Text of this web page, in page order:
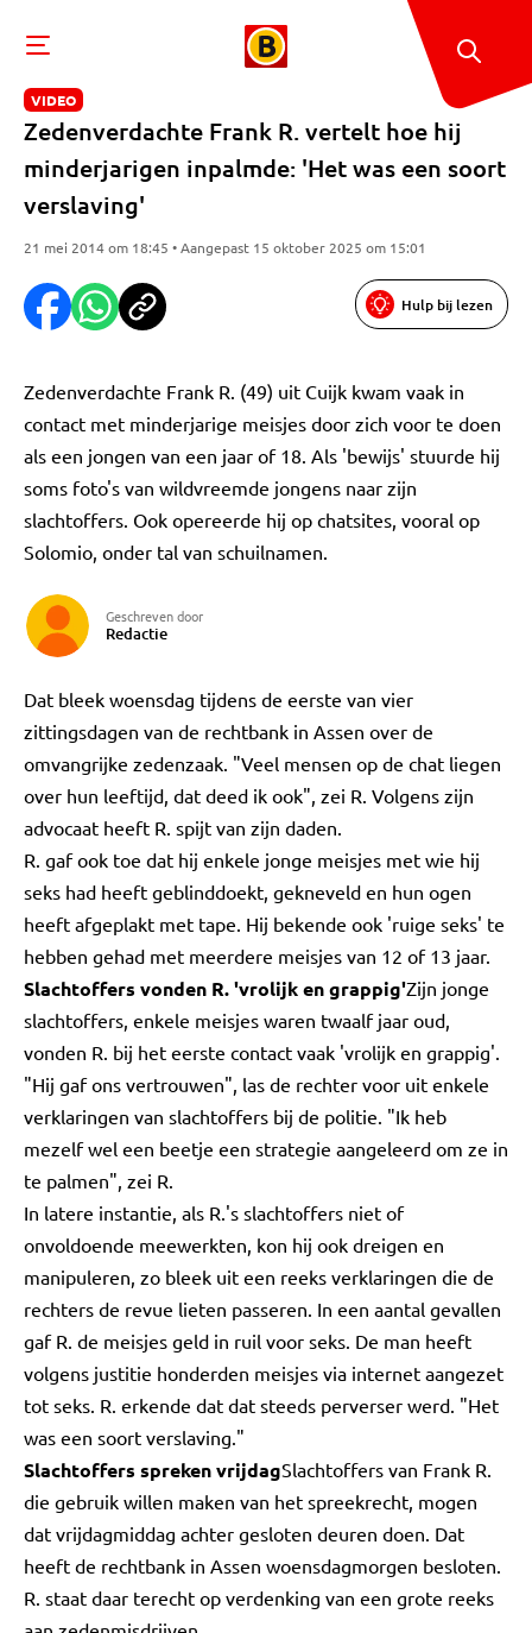
VIDEO
Zedenverdachte Frank R. vertelt hoe hij
minderjarigen inpalmde: 'Het was een soort
verslaving'
21 mei 2014 om 18:45 • Aangepast 15 oktober 2025 om 15:01
Hulp bij lezen
Zedenverdachte Frank R. (49) uit Cuijk kwam vaak in
contact met minderjarige meisjes door zich voor te doen
als een jongen van een jaar of 18. Als 'bewijs' stuurde hij
soms foto's van wildvreemde jongens naar zijn
slachtoffers. Ook opereerde hij op chatsites, vooral op
Solomio, onder tal van schuilnamen.
Geschreven door
Redactie
Dat bleek woensdag tijdens de eerste van vier
zittingsdagen van de rechtbank in Assen over de
omvangrijke zedenzaak. "Veel mensen op de chat liegen
over hun leeftijd, dat deed ik ook", zei R. Volgens zijn
advocaat heeft R. spijt van zijn daden.
R. gaf ook toe dat hij enkele jonge meisjes met wie hij
seks had heeft geblinddoekt, gekneveld en hun ogen
heeft afgeplakt met tape. Hij bekende ook 'ruige seks' te
hebben gehad met meerdere meisjes van 12 of 13 jaar.
Slachtoffers vonden R. 'vrolijk en grappig'Zijn jonge
slachtoffers, enkele meisjes waren twaalf jaar oud,
vonden R. bij het eerste contact vaak 'vrolijk en grappig'.
"Hij gaf ons vertrouwen", las de rechter voor uit enkele
verklaringen van slachtoffers bij de politie. "Ik heb
mezelf wel een beetje een strategie aangeleerd om ze in
te palmen", zei R.
In latere instantie, als R.'s slachtoffers niet of
onvoldoende meewerkten, kon hij ook dreigen en
manipuleren, zo bleek uit een reeks verklaringen die de
rechters de revue lieten passeren. In een aantal gevallen
gaf R. de meisjes geld in ruil voor seks. De man heeft
volgens justitie honderden meisjes via internet aangezet
tot seks. R. erkende dat dat steeds perverser werd. "Het
was een soort verslaving."
Slachtoffers spreken vrijdagSlachtoffers van Frank R.
die gebruik willen maken van het spreekrecht, mogen
dat vrijdagmiddag achter gesloten deuren doen. Dat
heeft de rechtbank in Assen woensdagmorgen besloten.
R. staat daar terecht op verdenking van een grote reeks